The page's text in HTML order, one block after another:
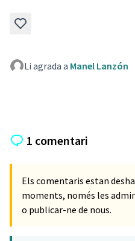
Li agrada a Manel Lanzón
1 comentari
Els comentaris estan
moments, només les
o publicar-ne de nous.